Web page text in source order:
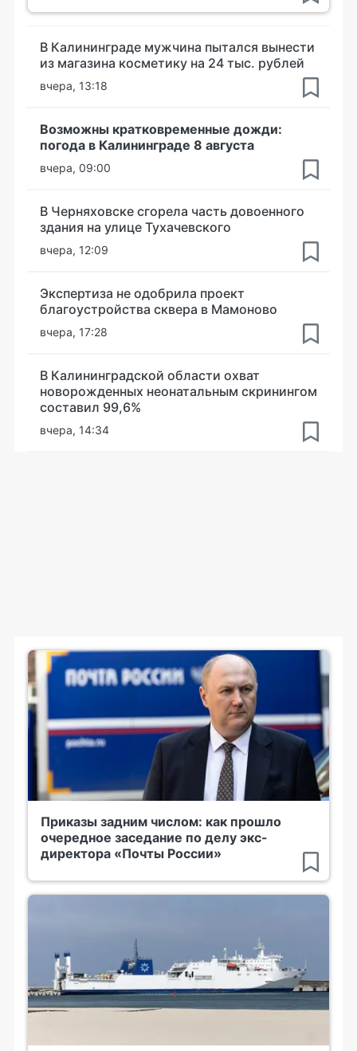
В Калининграде мужчина пытался вынести
из магазина косметику на 24 тыс. рублей
вчера, 13:18
Возможны кратковременные дожди:
погода в Калининграде 8 августа
вчера, 09:00
В Черняховске сгорела часть довоенного
здания на улице Тухачевского
вчера, 12:09
Экспертиза не одобрила проект
благоустройства сквера в Мамоново
вчера, 17:28
В Калининградской области охват
новорожденных неонатальным скринингом
составил 99,6%
вчера, 14:34
Приказы задним числом: как прошло
очередное заседание по делу экс-
директора «Почты России»